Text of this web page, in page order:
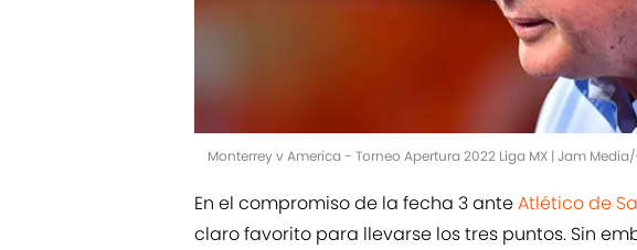
Monterrey v America - Torneo Apertura 2022 Liga MX | Jam
En el compromiso de la fecha 3 anteAtlético de
claro favorito para llevarse los tres puntos. Sin